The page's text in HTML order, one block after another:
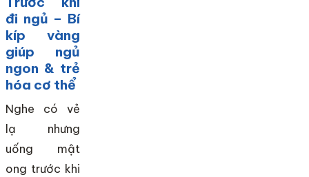
đi ngủ – Bí
kíp vàng
giúp ngủ
ngon & trẻ
hóa cơ thể
Nghe có vẻ
lạ nhưng
uống mật
ong trước khi